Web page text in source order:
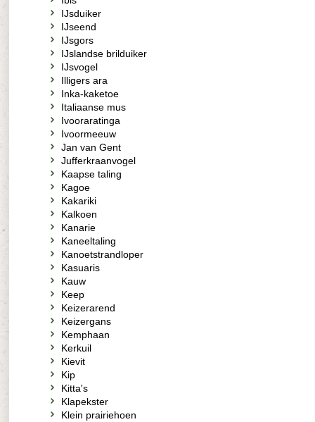
IJsduiker
IJseend
IJsgors
IJslandse brilduiker
IJsvogel
Illigers ara
Inka-kaketoe
Italiaanse mus
Ivooraratinga
Ivoormeeuw
Jan van Gent
Jufferkraanvogel
Kaapse taling
Kagoe
Kakariki
Kalkoen
Kanarie
Kaneeltaling
Kanoetstrandloper
Kasuaris
Kauw
Keep
Keizerarend
Keizergans
Kemphaan
Kerkuil
Kievit
Kip
Kitta's
Klapekster
Klein prairiehoen